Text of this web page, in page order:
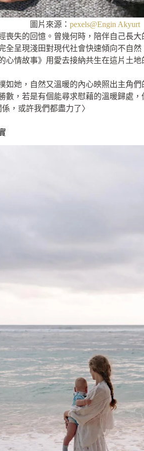
圖片來源： pexels@Engin Akyurt
喪失的回憶。曾幾何時，陪伴自己長
呈現淺田對現代社會快速傾向不自
心情故事》用愛去接納共生在這片土地
如她，自然又溫暖的內心映照出主角
，若是有個能尋求慰藉的溫暖歸處
，或許我們都盡力了〉